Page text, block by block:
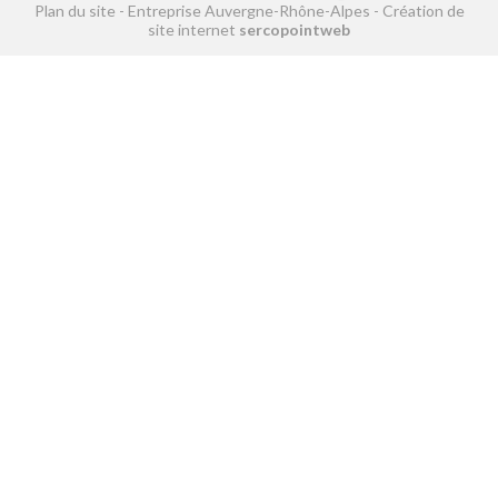
Plan du site - Entreprise Auvergne-Rhône-Alpes - Création de
site internet sercopointweb